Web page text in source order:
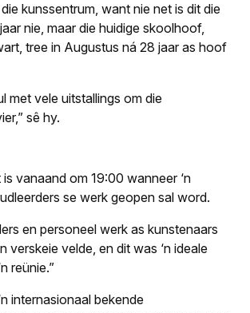
kunssentrum, want nie net is dit die
nie, maar die huidige skoolhoof,
tree in Augustus ná 28 jaar as hoof
met vele uitstallings om die
sê hy.
vanaand om 19:00 wanneer ‘n
se werk geopen sal word.
en personeel werk as kunstenaars
verskeie velde, en dit was ‘n ideale
reünie.”
internasionaal bekende